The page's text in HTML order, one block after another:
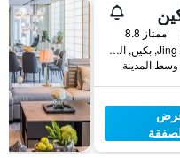
ممتاز 8.8
Jing Guang Centre, بكين, الصين